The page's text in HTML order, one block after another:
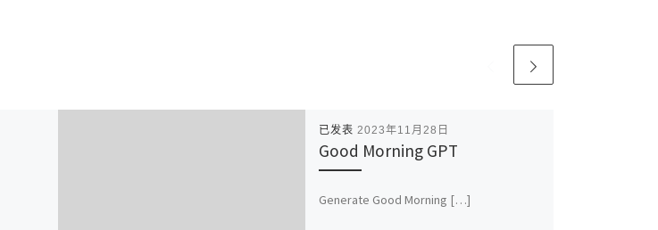
已发表 2023年11月28日
Good Morning GPT
Generate Good Morning […]